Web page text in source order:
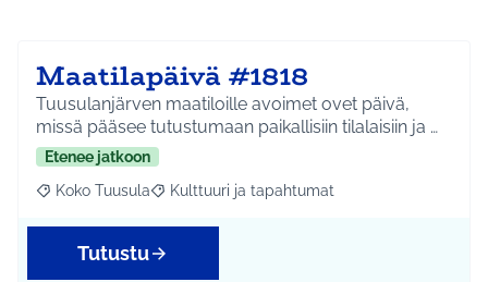
Maatilapäivä #1818
Tuusulanjärven maatiloille avoimet ovet päivä,
missä pääsee tutustumaan paikallisiin tilalaisiin ja …
Etenee jatkoon
Rajaa tulokset aihepiirin mukaan: Koko Tuusula
Koko Tuusula Rajaa tulokset teeman mukaan: Kulttuuri ja
Kulttuuri ja tapahtumat
Tutustu